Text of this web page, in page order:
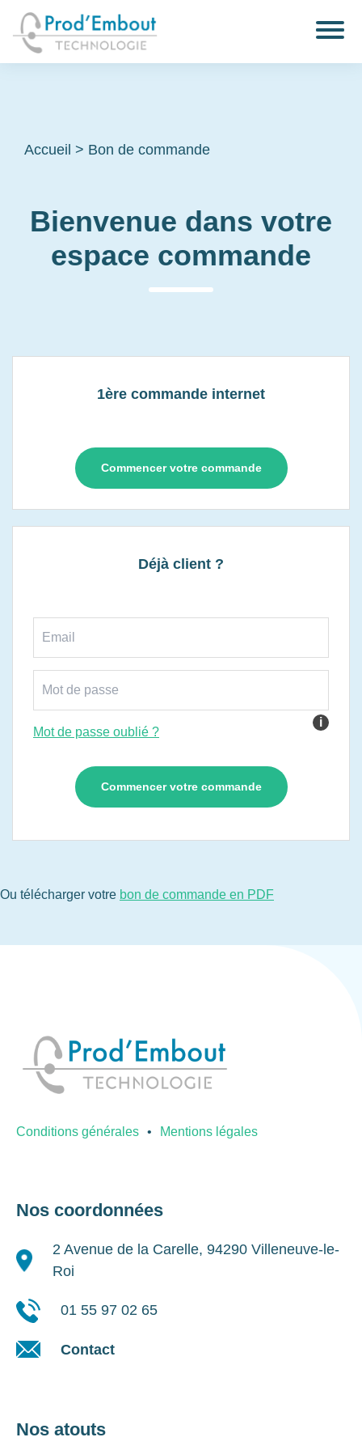
Accueil > Bon de commande
Bienvenue dans votre
espace commande
1ère commande internet
Commencer votre commande
Déjà client ?
i
Mot de passe oublié ?
Ou télécharger votre bon de commande en PDF
Conditions générales Mentions légales
Nos coordonnées
2 Avenue de la Carelle, 94290 Villeneuve-le-
Roi
01 55 97 02 65
Contact
Nos atouts